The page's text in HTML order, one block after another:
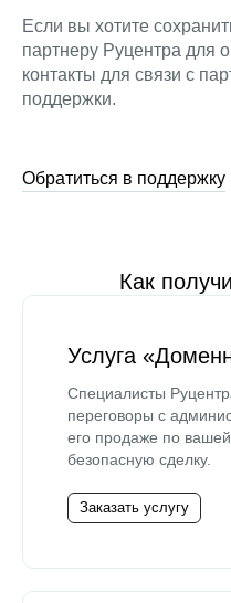
Если вы хотите
партнеру Руцентра для
контакты для связи с
поддержки.
Обратиться в поддержку
Как
Услуга
Специалисты
переговоры с
его продаже по
безопасную сделку.
Заказать услугу